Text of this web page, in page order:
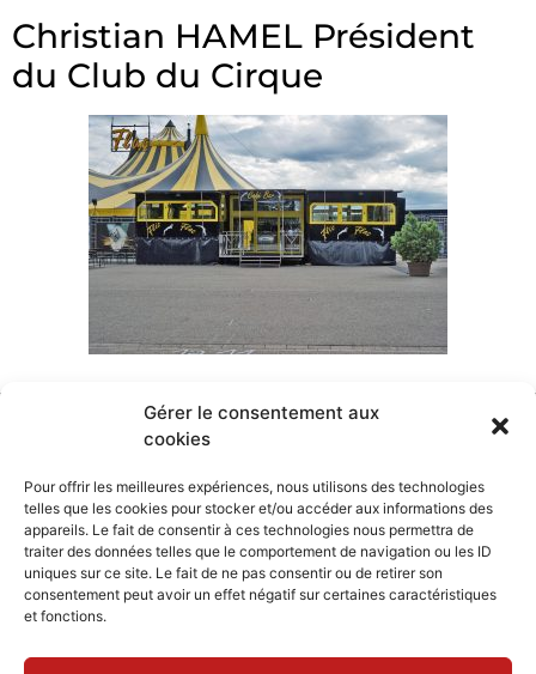
Gérer le consentement aux
cookies
Pour offrir les meilleures expériences, nous utilisons des technologies
telles que les cookies pour stocker et/ou accéder aux informations des
appareils. Le fait de consentir à ces technologies nous permettra de
traiter des données telles que le comportement de navigation ou les ID
uniques sur ce site. Le fait de ne pas consentir ou de retirer son
consentement peut avoir un effet négatif sur certaines caractéristiques
et fonctions.
Christian HAMEL Président
du Club du Cirque